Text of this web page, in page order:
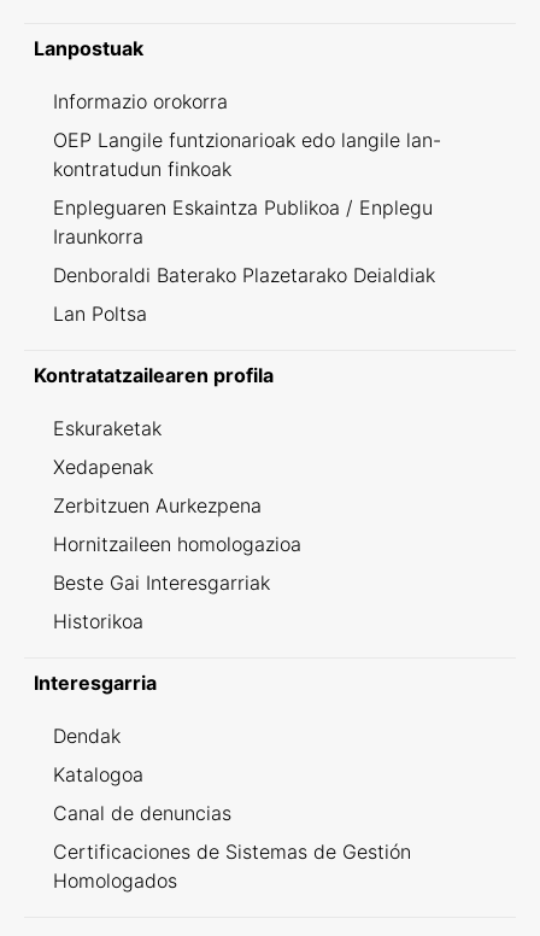
Lanpostuak
Informazio orokorra
OEP Langile funtzionarioak edo langile lan-
kontratudun finkoak
Enpleguaren Eskaintza Publikoa / Enplegu
Iraunkorra
Denboraldi Baterako Plazetarako Deialdiak
Lan Poltsa
Kontratatzailearen profila
Eskuraketak
Xedapenak
Zerbitzuen Aurkezpena
Hornitzaileen homologazioa
Beste Gai Interesgarriak
Historikoa
Interesgarria
Dendak
Katalogoa
Canal de denuncias
Certificaciones de Sistemas de Gestión
Homologados